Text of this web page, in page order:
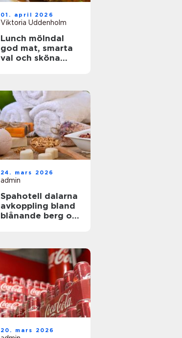
01. april 2026
Viktoria Uddenholm
Lunch mölndal
god mat, smarta
val och sköna
24. mars 2026
admin
Spahotell dalarna
avkoppling bland
blånande berg och
20. mars 2026